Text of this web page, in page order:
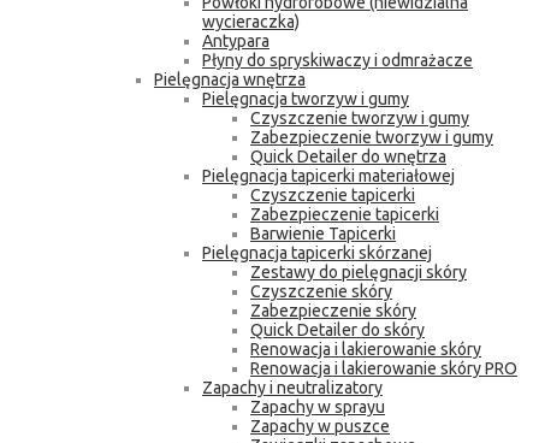
wycieraczka)
Antypara
Płyny do spryskiwaczy i odmrażacze
Pielęgnacja wnętrza
Pielęgnacja tworzyw i gumy
Czyszczenie tworzyw i gumy
Zabezpieczenie tworzyw i gumy
Quick Detailer do wnętrza
Pielęgnacja tapicerki materiałowej
Czyszczenie tapicerki
Zabezpieczenie tapicerki
Barwienie Tapicerki
Pielęgnacja tapicerki skórzanej
Zestawy do pielęgnacji skóry
Czyszczenie skóry
Zabezpieczenie skóry
Quick Detailer do skóry
Renowacja i lakierowanie skóry
Renowacja i lakierowanie skóry PRO
Zapachy i neutralizatory
Zapachy w sprayu
Zapachy w puszce